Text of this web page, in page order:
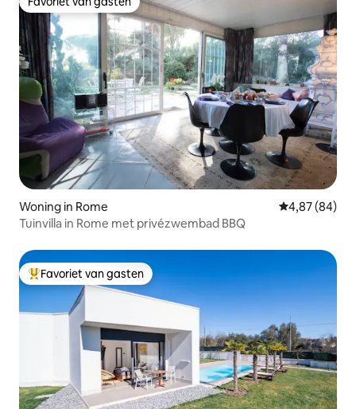
Favoriet van gasten
Woning in Rome Gemiddelde
4,87 (84)
Tuinvilla in Rome met privézwembad BBQ
Topfavoriet van gasten
Favoriet van gasten